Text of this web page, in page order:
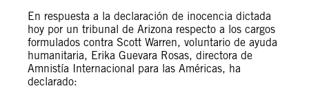
En respuesta a la declaración de inocencia dictada
hoy por un tribunal de Arizona respecto a los cargos
formulados contra Scott Warren, voluntario de ayuda
humanitaria, Erika Guevara Rosas, directora de
Amnistía Internacional para las Américas, ha
declarado: